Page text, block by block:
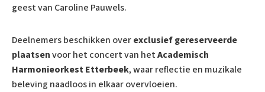
geest van Caroline Pauwels.
Deelnemers beschikken overexclusief gereserveerde
plaatsenvoor het concert van hetAcademisch
Harmonieorkest Etterbeek, waar reflectie en muzikale
beleving naadloos in elkaar overvloeien.